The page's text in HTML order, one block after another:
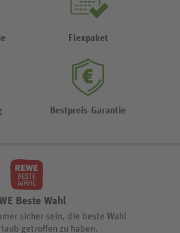
Flexpaket
Bestpreis-Garantie
Beste Wahl
sicher sein, die beste Wahl
getroffen zu haben.